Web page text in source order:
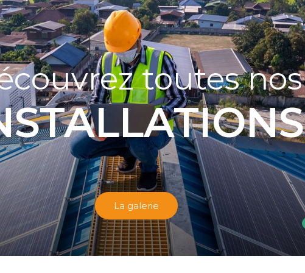
toutes nos
La galerie